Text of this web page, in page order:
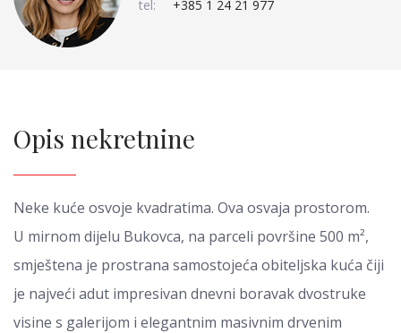
tel:
+385 1 24 21 977
Opis nekretnine
Neke kuće osvoje kvadratima. Ova osvaja prostorom.
U mirnom dijelu Bukovca, na parceli površine 500 m²,
smještena je prostrana samostojeća obiteljska kuća čiji
je najveći adut impresivan dnevni boravak dvostruke
visine s galerijom i elegantnim masivnim drvenim